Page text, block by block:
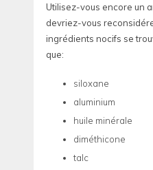
Utilisez-vous encore un
devriez-vous
ingrédients nocifs se
que:
siloxane
aluminium
huile minérale
diméthicone
talc